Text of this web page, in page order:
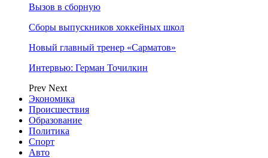
Вызов в сборную
Сборы выпускников хоккейных школ
Новый главный тренер «Сарматов»
Интервью: Герман Точилкин
Prev Next
Экономика
Происшествия
Образование
Политика
Спорт
Авто